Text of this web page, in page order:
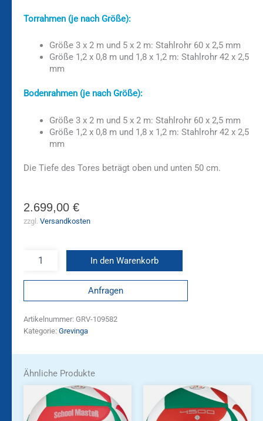
Torrahmen (je nach Größe):
Größe 3 x 2 m und 5 x 2 m: Stahlrohr 60 x 2,5 mm
Größe 1,2 x 0,8 m und 1,8 x 1,2 m: Stahlrohr 42 x 2,5
mm
Bodenrahmen (je nach Größe):
Größe 3 x 2 m und 5 x 2 m: Stahlrohr 60 x 2,5 mm
Größe 1,2 x 0,8 m und 1,8 x 1,2 m: Stahlrohr 42 x 2,5
mm
Die Tiefe des Tores beträgt oben und unten 50 cm.
2.699,00 €
zzgl. Versandkosten
In den Warenkorb
Anfragen
Artikelnummer: GRV-109582
Kategorie: Grevinga
Ähnliche Produkte